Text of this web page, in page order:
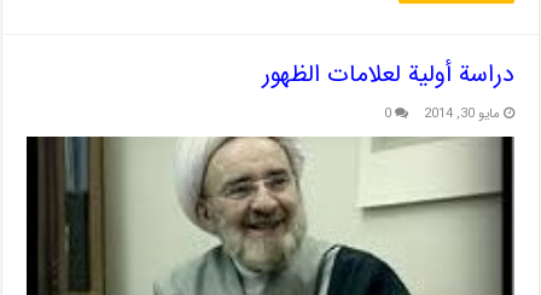
دراسة أولية لعلامات الظهور
مايو 30, 2014 0